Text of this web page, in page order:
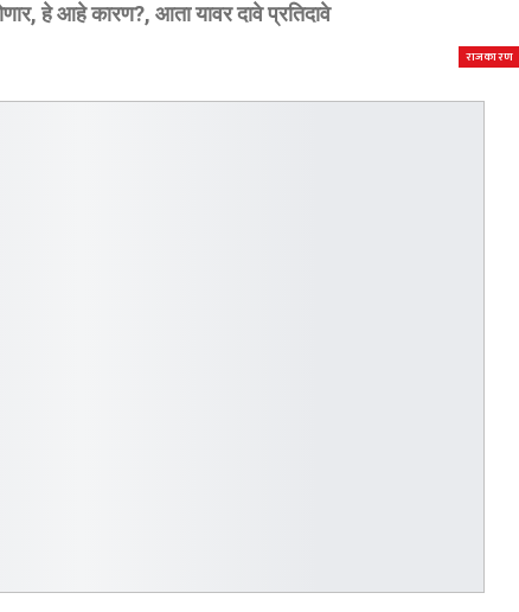
हे आहे कारण?, आता यावर दावे प्रतिदावे
राजकारण